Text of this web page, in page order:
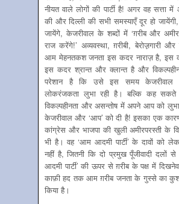
नीयत वाले लोगों की पार्टी है! अगर वह सत्ता
की और दिल्ली की सभी समस्याएँ दूर हो
जायेंगे, केजरीवाल के शब्दों में ‘ग़रीब और अमीर
राज करेंगे!’ अव्यवस्था, ग़रीबी, बेरोज़़गारी
आम मेहनतकश जनता इस कदर नाराज़ है, इस
इस कदर श्रान्त और क्लान्त है और
परेशान है कि उसे इस समय केजरीवाल
लोकरंजकता लुभा रही है। बल्कि कह
विकल्पहीनता और असन्तोष में अपने आप को
केजरीवाल और ‘आप’ को दी है! इसका एक
कांग्रेस और भाजपा की खुली अमीरपरस्ती के
भी है। वह ‘आम आदमी पार्टी’ के दावों को
नहीं है, जितनी कि दो प्रमुख पूँजीवादी दलों
आदमी पार्टी’ की ऊपर से ग़रीब के पक्ष में
काफ़ी हद तक आम ग़रीब जनता के गुस्से का
किया है।